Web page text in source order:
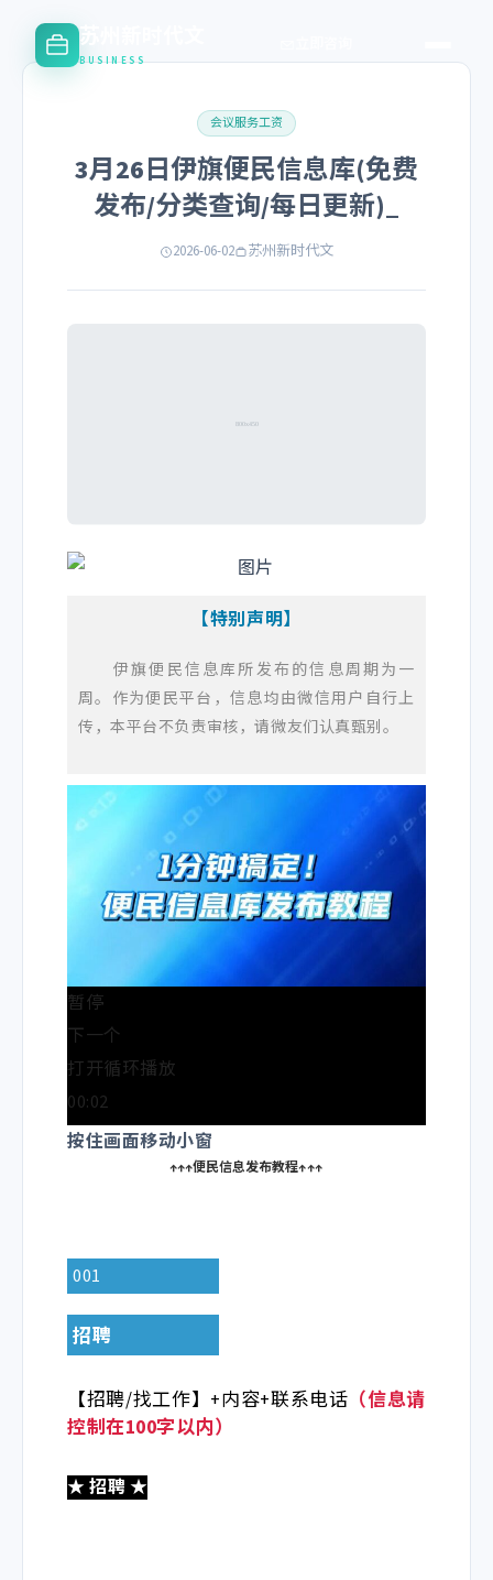
苏州新时代文
BUSINESS
会议服务工资
3月26日伊旗便民信息库(免费
发布/分类查询/每日更新)_
2026-06-02 苏州新时代文
【特别声明】
伊旗便民信息库所发布的信息周期为一
周。作为便民平台，信息均由微信用户自行上
传，本平台不负责审核，请微友们认真甄别。
暂停
下一个
打开循环播放
00:02
/
2.0X
1.5X
1.25X
0.75X
0.5X
多音轨
按住画面移动小窗
↑↑↑便民信息发布教程↑↑↑
001
招聘
【招聘/找工作】+内容+联系电话 （信息请
控制在100字以内）
★ 招聘 ★